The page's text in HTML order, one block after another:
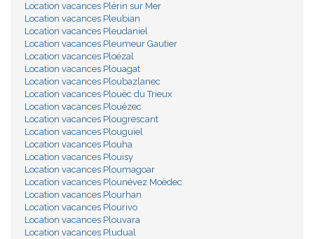
Location vacances Plérin sur Mer
Location vacances Pleubian
Location vacances Pleudaniel
Location vacances Pleumeur Gautier
Location vacances Ploézal
Location vacances Plouagat
Location vacances Ploubazlanec
Location vacances Plouëc du Trieux
Location vacances Plouézec
Location vacances Plougrescant
Location vacances Plouguiel
Location vacances Plouha
Location vacances Plouisy
Location vacances Ploumagoar
Location vacances Plounévez Moëdec
Location vacances Plourhan
Location vacances Plourivo
Location vacances Plouvara
Location vacances Pludual